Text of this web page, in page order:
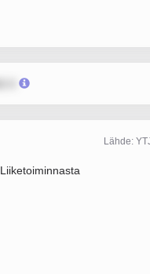
Lähde: